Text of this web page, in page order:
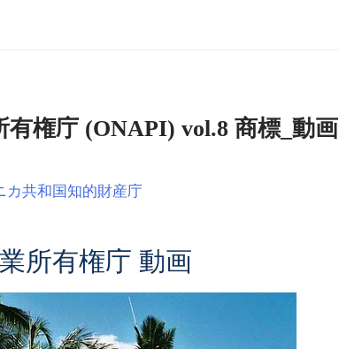
有権庁 (ONAPI) vol.8 商標_動画
カ共和国知的財産庁
所有権庁 動画